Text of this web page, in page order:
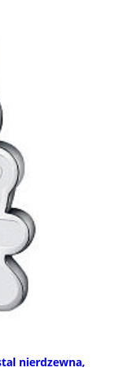
nierdzewna,